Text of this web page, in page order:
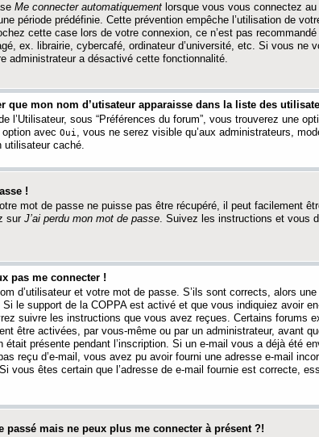
Me connecter automatiquement lorsque vous vous connectez
période prédéfinie. Cette prévention empêche l’utilisation de
cette case lors de votre connexion, ce n’est pas
ex. librairie, cybercafé, ordinateur d’université, etc. Si vous ne
administrateur a désactivé cette fonctionnalité.
que mon nom d’utisateur apparaisse dans la liste des
l’Utilisateur, sous “Préférences du forum”, vous trouverez une
avec Oui , vous ne serez visible qu’aux administrateurs,
utilisateur caché.
!
mot de passe ne puisse pas être récupéré, il peut facilement
sur J’ai perdu mon mot de passe. Suivez les instructions et vous
pas me connecter !
d’utilisateur et votre mot de passe. S’ils sont corrects, alors
Si le support de la COPPA est activé et que vous indiquiez avoir
suivre les instructions que vous avez reçues. Certains forums
être activées, par vous-même ou par un administrateur, avant
présente pendant l’inscription. Si un e-mail vous a déjà été
reçu d’e-mail, vous avez pu avoir fourni une adresse e-mail
vous êtes certain que l’adresse de e-mail fournie est correcte,
passé mais ne peux plus me connecter à présent ?!